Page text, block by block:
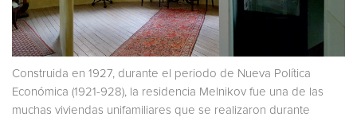
Construida en 1927, durante el periodo de Nueva Política
Económica (1921-928), la residencia Melnikov fue una de las
muchas viviendas unifamiliares que se realizaron durante